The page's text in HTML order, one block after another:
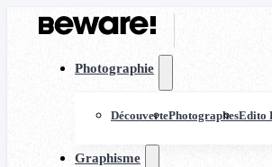
Photographie
DécouvertePhotographesEdito
Graphisme